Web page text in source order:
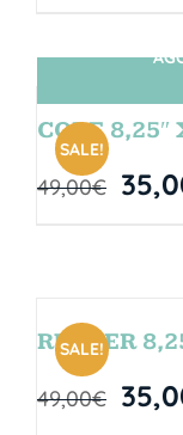
SALE!
CORE 8,25″
49,00€
SALE!
RUBBER
49,00€